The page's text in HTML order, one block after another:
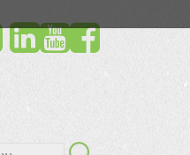
social
social